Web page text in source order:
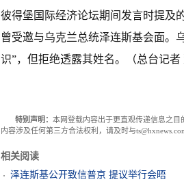
彼得堡国际经济论坛期间发言时提及
曾受邀与乌克兰总统泽连斯基会面。
识”，但拒绝透露其姓名。（总台记者
特别声明： 本网登载内容出于更直观传递信息之
内容涉及任何第三方合法权利，请及时与
相关阅读
泽连斯基公开致信普京 提议举行会晤